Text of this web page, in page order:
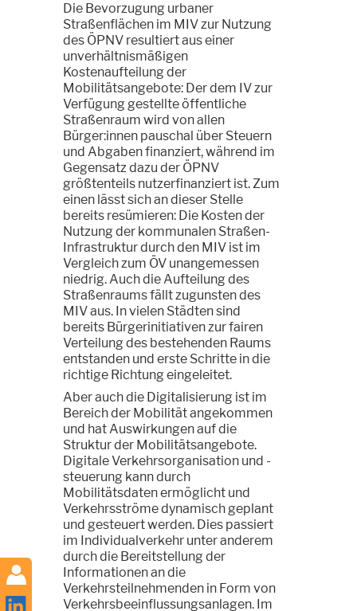
Die Bevorzugung urbaner
Straßenflächen im MIV zur Nutzung
des ÖPNV resultiert aus einer
unverhältnismäßigen
Kostenaufteilung der
Mobilitätsangebote: Der dem IV zur
Verfügung gestellte öffentliche
Straßenraum wird von allen
Bürger:innen pauschal über Steuern
und Abgaben finanziert, während im
Gegensatz dazu der ÖPNV
größtenteils nutzerfinanziert ist. Zum
einen lässt sich an dieser Stelle
bereits resümieren: Die Kosten der
Nutzung der kommunalen Straßen-
Infrastruktur durch den MIV ist im
Vergleich zum ÖV unangemessen
niedrig. Auch die Aufteilung des
Straßenraums fällt zugunsten des
MIV aus. In vielen Städten sind
bereits Bürgerinitiativen zur fairen
Verteilung des bestehenden Raums
entstanden und erste Schritte in die
richtige Richtung eingeleitet.
Aber auch die Digitalisierung ist im
Bereich der Mobilität angekommen
und hat Auswirkungen auf die
Struktur der Mobilitätsangebote.
Digitale Verkehrsorganisation und -
steuerung kann durch
Mobilitätsdaten ermöglicht und
Verkehrsströme dynamisch geplant
und gesteuert werden. Dies passiert
im Individualverkehr unter anderem
durch die Bereitstellung der
Informationen an die
Verkehrsteilnehmenden in Form von
Verkehrsbeeinflussungsanlagen. Im